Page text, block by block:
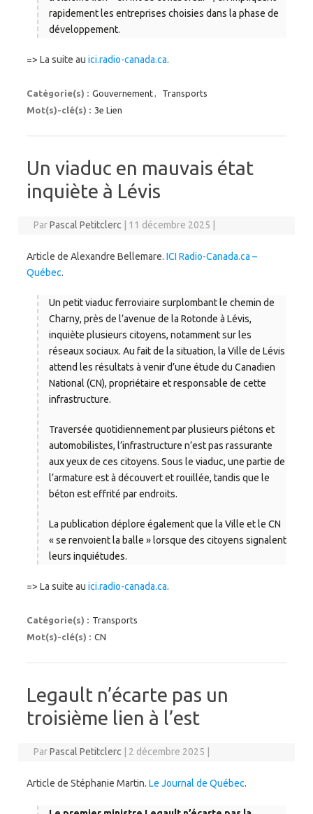
rapidement les entreprises choisies dans la phase de
développement.
=> La suite au ici.radio-canada.ca.
Catégorie(s) : Gouvernement,
Transports
Mot(s)-clé(s) : 3e Lien
Un viaduc en mauvais état
inquiète à Lévis
ParPascal Petitclerc 11 décembre 2025
Article de Alexandre Bellemare. ICI Radio-Canada.ca –
Québec.
Un petit viaduc ferroviaire surplombant le chemin de
Charny, près de l’avenue de la Rotonde à Lévis,
inquiète plusieurs citoyens, notamment sur les
réseaux sociaux. Au fait de la situation, la Ville de Lévis
attend les résultats à venir d’une étude du Canadien
National (CN), propriétaire et responsable de cette
infrastructure.
Traversée quotidiennement par plusieurs piétons et
automobilistes, l’infrastructure n’est pas rassurante
aux yeux de ces citoyens. Sous le viaduc, une partie de
l’armature est à découvert et rouillée, tandis que le
béton est effrité par endroits.
La publication déplore également que la Ville et le CN
« se renvoient la balle » lorsque des citoyens signalent
leurs inquiétudes.
=> La suite au ici.radio-canada.ca.
Catégorie(s) : Transports
Mot(s)-clé(s) : CN
Legault n’écarte pas un
troisième lien à l’est
ParPascal Petitclerc 2 décembre 2025
Article de Stéphanie Martin. Le Journal de Québec.